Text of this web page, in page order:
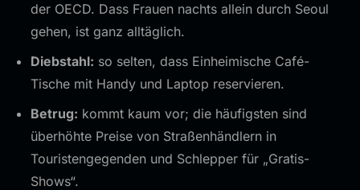
der OECD. Dass Frauen nachts allein durch Seoul
gehen, ist ganz alltäglich.
Diebstahl: so selten, dass Einheimische Café-
Tische mit Handy und Laptop reservieren.
Betrug: kommt kaum vor; die häufigsten sind
überhöhte Preise von Straßenhändlern in
Touristengegenden und Schlepper für „Gratis-
Shows“.